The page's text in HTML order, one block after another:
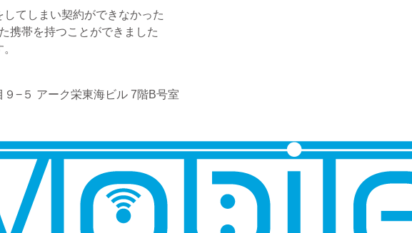
てしまい契約ができなかった
携帯を持つことができました
−５ アーク栄東海ビル 7階B号室